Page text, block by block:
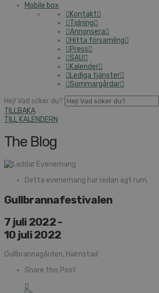
Mobile box
Kontakt
Tidning
Annonsera
Hitta församling
Press
SAU
Kalender
Lediga tjänster
Sommargårdar
Hej! Vad söker du?
TILLBAKA
TILL KALENDERN
The Blog
Detta evenemang har redan ägt rum.
Gullbrannafestivalen
7 juli 2022-
10 juli 2022
Gullbrannagården, Halmstad
Share this Post